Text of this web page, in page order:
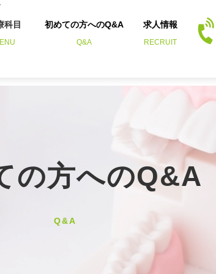
科目 初めての方へのQ&A
Q&A
求人情報
RECRUIT
の方へのQ&A
Q&A